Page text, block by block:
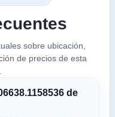
sobre ubicación,
de precios de esta
de